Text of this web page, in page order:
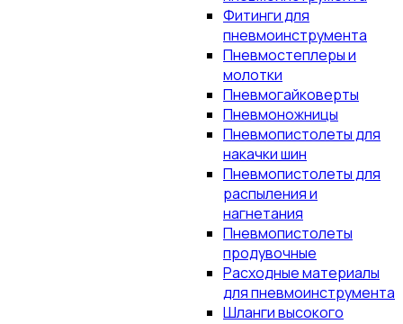
Фитинги для
пневмоинструмента
Пневмостеплеры и
молотки
Пневмогайковерты
Пневмоножницы
Пневмопистолеты для
накачки шин
Пневмопистолеты для
распыления и
нагнетания
Пневмопистолеты
продувочные
Расходные материалы
для пневмоинструмента
Шланги высокого